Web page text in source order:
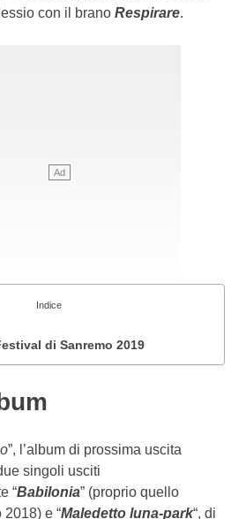
con il brano Respirare.
Indice
di Sanremo 2019
”, l’album di prossima uscita
singoli usciti
“Babilonia” (proprio quello
e “Maledetto luna-park“, di